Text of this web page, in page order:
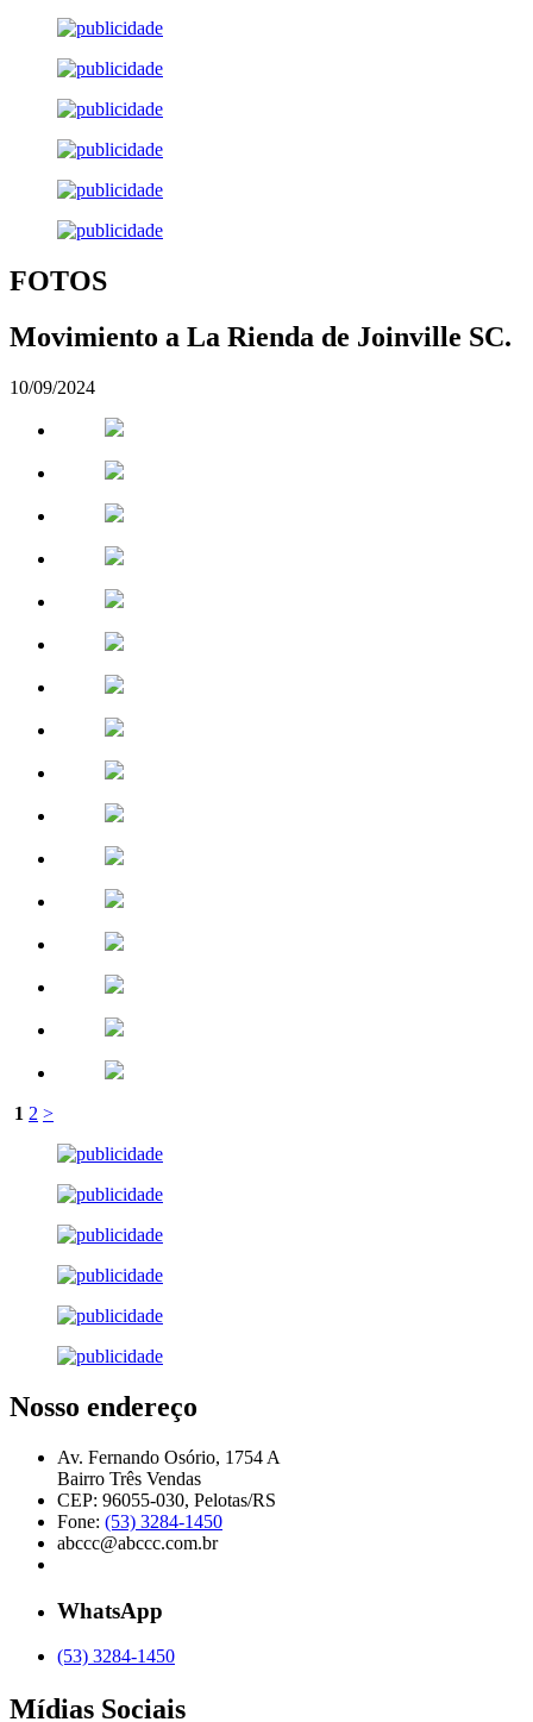
FOTOS
Movimiento a La Rienda de Joinville SC.
10/09/2024
1 2 >
Nosso endereço
Av. Fernando Osório, 1754 A
Bairro Três Vendas
CEP: 96055-030, Pelotas/RS
Fone: (53) 3284-1450
abccc@abccc.com.br
WhatsApp
(53) 3284-1450
Mídias Sociais